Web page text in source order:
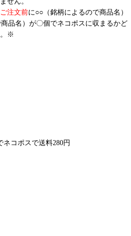
ご注文前に○○（銘柄によるので商品名）
品名）が〇個でネコポスに収まるかど
。※
ネコポスで送料280円